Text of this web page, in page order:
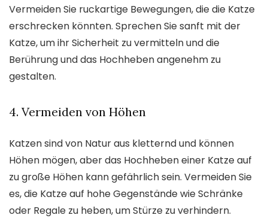
Vermeiden Sie ruckartige Bewegungen, die die Katze
erschrecken könnten. Sprechen Sie sanft mit der
Katze, um ihr Sicherheit zu vermitteln und die
Berührung und das Hochheben angenehm zu
gestalten.
4. Vermeiden von Höhen
Katzen sind von Natur aus kletternd und können
Höhen mögen, aber das Hochheben einer Katze auf
zu große Höhen kann gefährlich sein. Vermeiden Sie
es, die Katze auf hohe Gegenstände wie Schränke
oder Regale zu heben, um Stürze zu verhindern.